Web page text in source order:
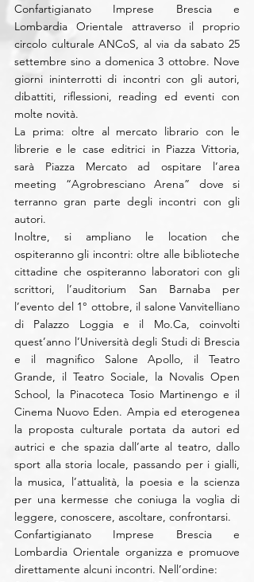
Confartigianato Imprese Brescia e
Lombardia Orientale attraverso il proprio
circolo culturale ANCoS, al via da sabato 25
settembre sino a domenica 3 ottobre. Nove
giorni ininterrotti di incontri con gli autori,
dibattiti, riflessioni, reading ed eventi con
molte novità.
La prima: oltre al mercato librario con le
librerie e le case editrici in Piazza Vittoria,
sarà Piazza Mercato ad ospitare l’area
meeting “Agrobresciano Arena” dove si
terranno gran parte degli incontri con gli
autori.
Inoltre, si ampliano le location che
ospiteranno gli incontri: oltre alle biblioteche
cittadine che ospiteranno laboratori con gli
scrittori, l’auditorium San Barnaba per
l’evento del 1° ottobre, il salone Vanvitelliano
di Palazzo Loggia e il Mo.Ca, coinvolti
quest’anno l’Università degli Studi di Brescia
e il magnifico Salone Apollo, il Teatro
Grande, il Teatro Sociale, la Novalis Open
School, la Pinacoteca Tosio Martinengo e il
Cinema Nuovo Eden. Ampia ed eterogenea
la proposta culturale portata da autori ed
autrici e che spazia dall’arte al teatro, dallo
sport alla storia locale, passando per i gialli,
la musica, l’attualità, la poesia e la scienza
per una kermesse che coniuga la voglia di
leggere, conoscere, ascoltare, confrontarsi.
Confartigianato Imprese Brescia e
Lombardia Orientale organizza e promuove
direttamente alcuni incontri. Nell’ordine: